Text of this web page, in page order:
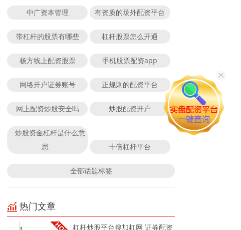
中广资本管理 有资质的场外配资平台
带杠杆的股票有哪些 杠杆股票怎么开通
杨方线上配资股票 手机股票配资app
网络开户证券账号 正规则的配资平台
网上配资炒股安全吗 炒股配资开户
炒股资金杠杆是什么意
思
十倍杠杆平台
全部话题标签
热门文章
杠杆炒股平台搜加杠网 证券配资